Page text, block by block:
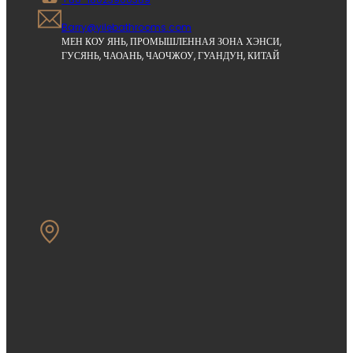
Barry@yilebathrooms.com
МЕН КОУ ЯНЬ, ПРОМЫШЛЕННАЯ ЗОНА ХЭНСИ,
ГУСЯНЬ, ЧАОАНЬ, ЧАОЧЖОУ, ГУАНДУН, КИТАЙ